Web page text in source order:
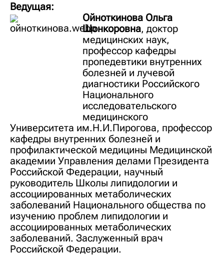
Ведущая:
Ойноткинова Ольга
Шонкоровна, доктор
медицинских наук,
профессор кафедры
пропедевтики внутренних
болезней и лучевой
диагностики Российского
Национального
исследовательского
медицинского
Университета им.Н.И.Пирогова, профессор
кафедры внутренних болезней и
профилактической медицины Медицинской
академии Управления делами Президента
Российской Федерации, научный
руководитель Школы липидологии и
ассоциированных метаболических
заболеваний Национального общества по
изучению проблем липидологии и
ассоциированных метаболических
заболеваний. Заслуженный врач
Российской Федерации.